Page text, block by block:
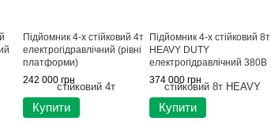
Підйомник 4-х стійковий 4т
електрогідравлічний (рівні
платформи)
242 000 грн
Купити
Підйомник 4-х стійковий 8т
HEAVY DUTY
електрогідравлічний 380В
PEAK 418A
374 000 грн
Купити